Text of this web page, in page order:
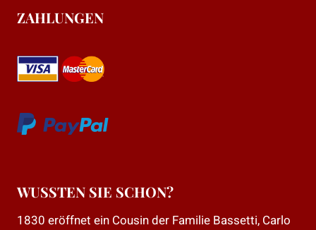
ZAHLUNGEN
WUSSTEN SIE SCHON?
1830 eröffnet ein Cousin der Familie Bassetti, Carlo